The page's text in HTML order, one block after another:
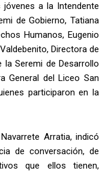
a la Intendente
de Gobierno, Tatiana
Humanos, Eugenio
Directora de
la Seremi de Desarrollo
General del Liceo San
participaron en la
Arratia, indicó
de conversación, de
que ellos tienen,